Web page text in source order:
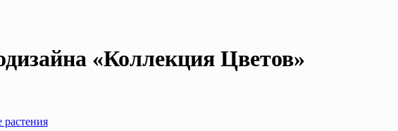
«Коллекция Цветов»